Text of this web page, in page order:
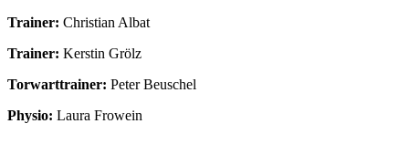
Trainer: Christian Albat
Trainer: Kerstin Grölz
Torwarttrainer: Peter Beuschel
Physio: Laura Frowein